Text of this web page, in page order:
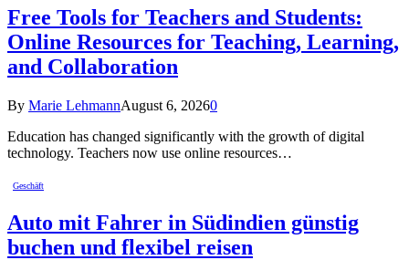
Free Tools for Teachers and Students:
Online Resources for Teaching, Learning,
and Collaboration
By Marie LehmannAugust 6, 20260
Education has changed significantly with the growth of digital
technology. Teachers now use online resources…
Geschäft
Auto mit Fahrer in Südindien günstig
buchen und flexibel reisen